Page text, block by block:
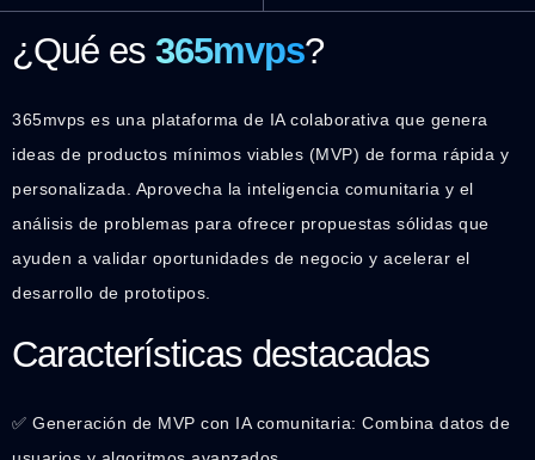
¿Qué es 365mvps?
365mvps es una plataforma de IA colaborativa que genera
ideas de productos mínimos viables (MVP) de forma rápida y
personalizada. Aprovecha la inteligencia comunitaria y el
análisis de problemas para ofrecer propuestas sólidas que
ayuden a validar oportunidades de negocio y acelerar el
desarrollo de prototipos.
Características destacadas
✅ Generación de MVP con IA comunitaria: Combina datos de